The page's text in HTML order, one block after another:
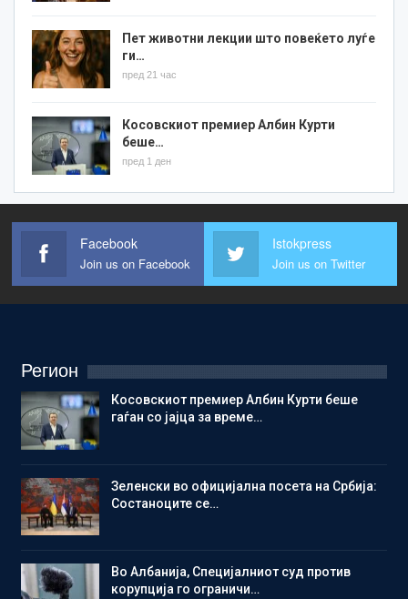
Пет животни лекции што повеќето луѓе
ги…
пред 21 час
Косовскиот премиер Албин Курти
беше…
пред 1 ден
Facebook
Join us on Facebook
Istokpress
Join us on Twitter
Регион
Косовскиот премиер Албин Курти беше
гаѓан со јајца за време…
Зеленски во официјална посета на Србија:
Состаноците се…
Во Албанија, Специјалниот суд против
корупција го ограничи…